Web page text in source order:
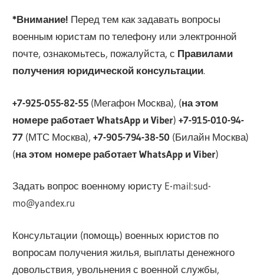
*Внимание! Перед тем как задавать вопросы
военным юристам по телефону или электронной
почте, ознакомьтесь, пожалуйста, с Правилами
получения юридической консультации.
+7-925-055-82-55 (Мегафон Москва), (на этом
номере работает WhatsApp и Viber)+7-915-010-94-
77 (МТС Москва),+7-905-794-38-50 (Билайн Москва)
(на этом номере работает WhatsApp и Viber)
Задать вопрос военному юристу E-mail:sud-
mo@yandex.ru
Консультации (помощь) военных юристов по
вопросам получения жилья, выплаты денежного
довольствия, увольнения с военной службы,